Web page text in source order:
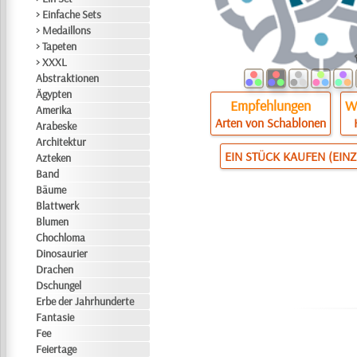
> Einfache Sets
> Medaillons
> Tapeten
> XXXL
Abstraktionen
Ägypten
Amerika
Arabeske
Architektur
Azteken
Band
Bäume
Blattwerk
Blumen
Chochloma
Dinosaurier
Drachen
Dschungel
Erbe der Jahrhunderte
Fantasie
Fee
Feiertage
Empfehlungen
Arten von Schablonen
EIN STÜCK KAUFEN